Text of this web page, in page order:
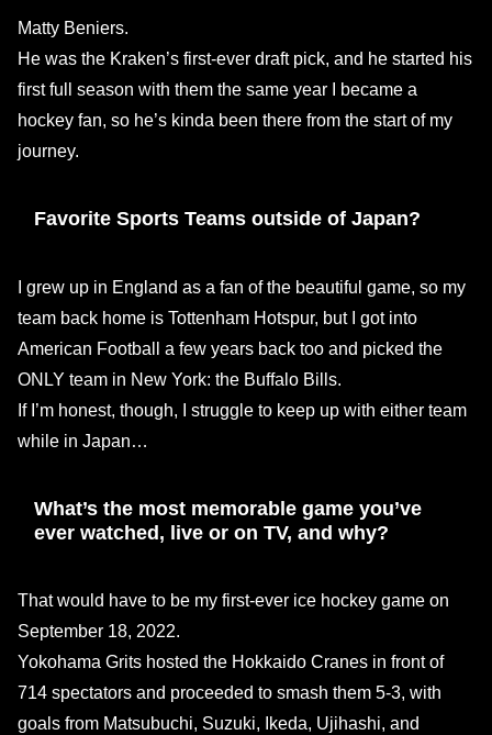
Matty Beniers.
He was the Kraken’s first-ever draft pick, and he started his
first full season with them the same year I became a
hockey fan, so he’s kinda been there from the start of my
journey.
Favorite Sports Teams outside of Japan?
I grew up in England as a fan of the beautiful game, so my
team back home is Tottenham Hotspur, but I got into
American Football a few years back too and picked the
ONLY team in New York: the Buffalo Bills.
If I’m honest, though, I struggle to keep up with either team
while in Japan…
What’s the most memorable game you’ve
ever watched, live or on TV, and why?
That would have to be my first-ever ice hockey game on
September 18, 2022.
Yokohama Grits hosted the Hokkaido Cranes in front of
714 spectators and proceeded to smash them 5-3, with
goals from Matsubuchi, Suzuki, Ikeda, Ujihashi, and